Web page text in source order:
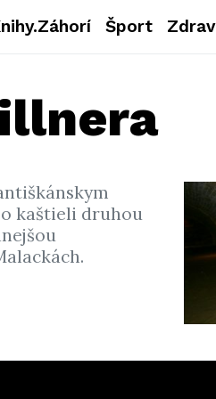
Šport
kaštieli druhou